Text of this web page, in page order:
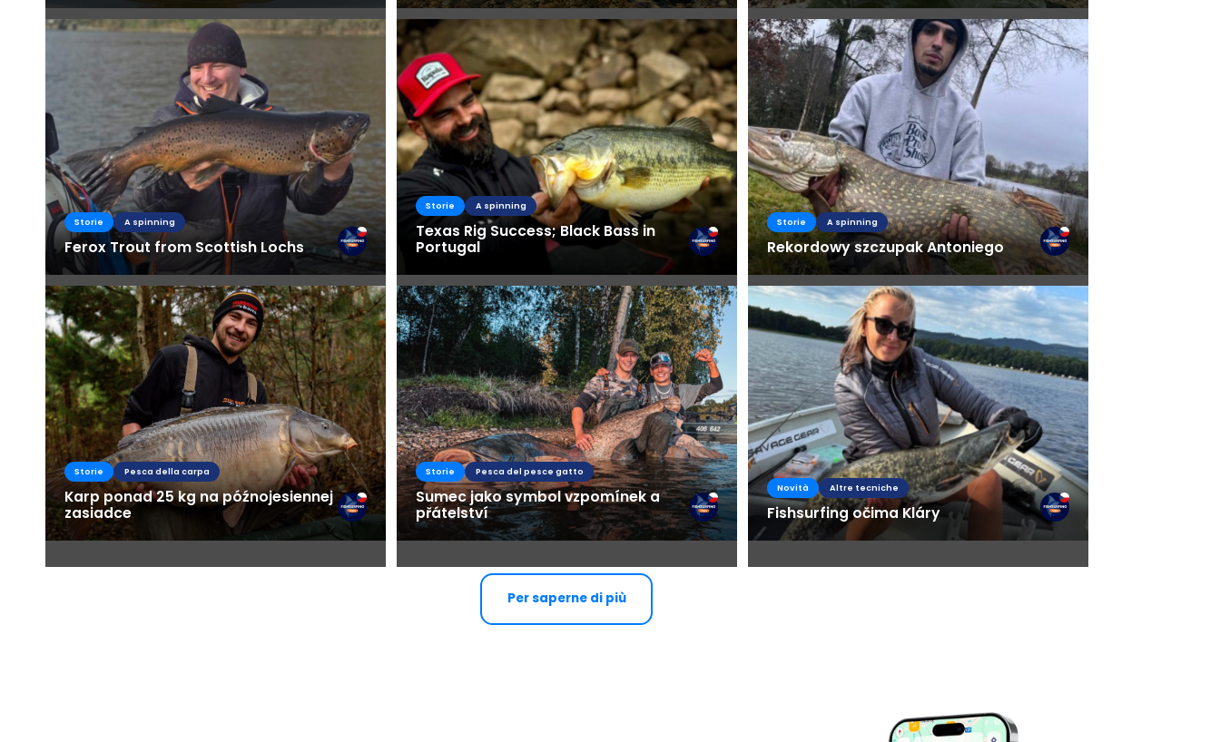
Storie A spinning
Ferox Trout from Scottish Lochs
Storie A spinning
Texas Rig Success; Black Bass in
Portugal
Storie A spinning
Rekordowy szczupak Antoniego
Storie Pesca della carpa
Karp ponad 25 kg na późnojesiennej
zasiadce
Storie Pesca del pesce gatto
Sumec jako symbol vzpomínek a
přátelství
Novità Altre tecniche
Fishsurfing očima Kláry
Per saperne di più